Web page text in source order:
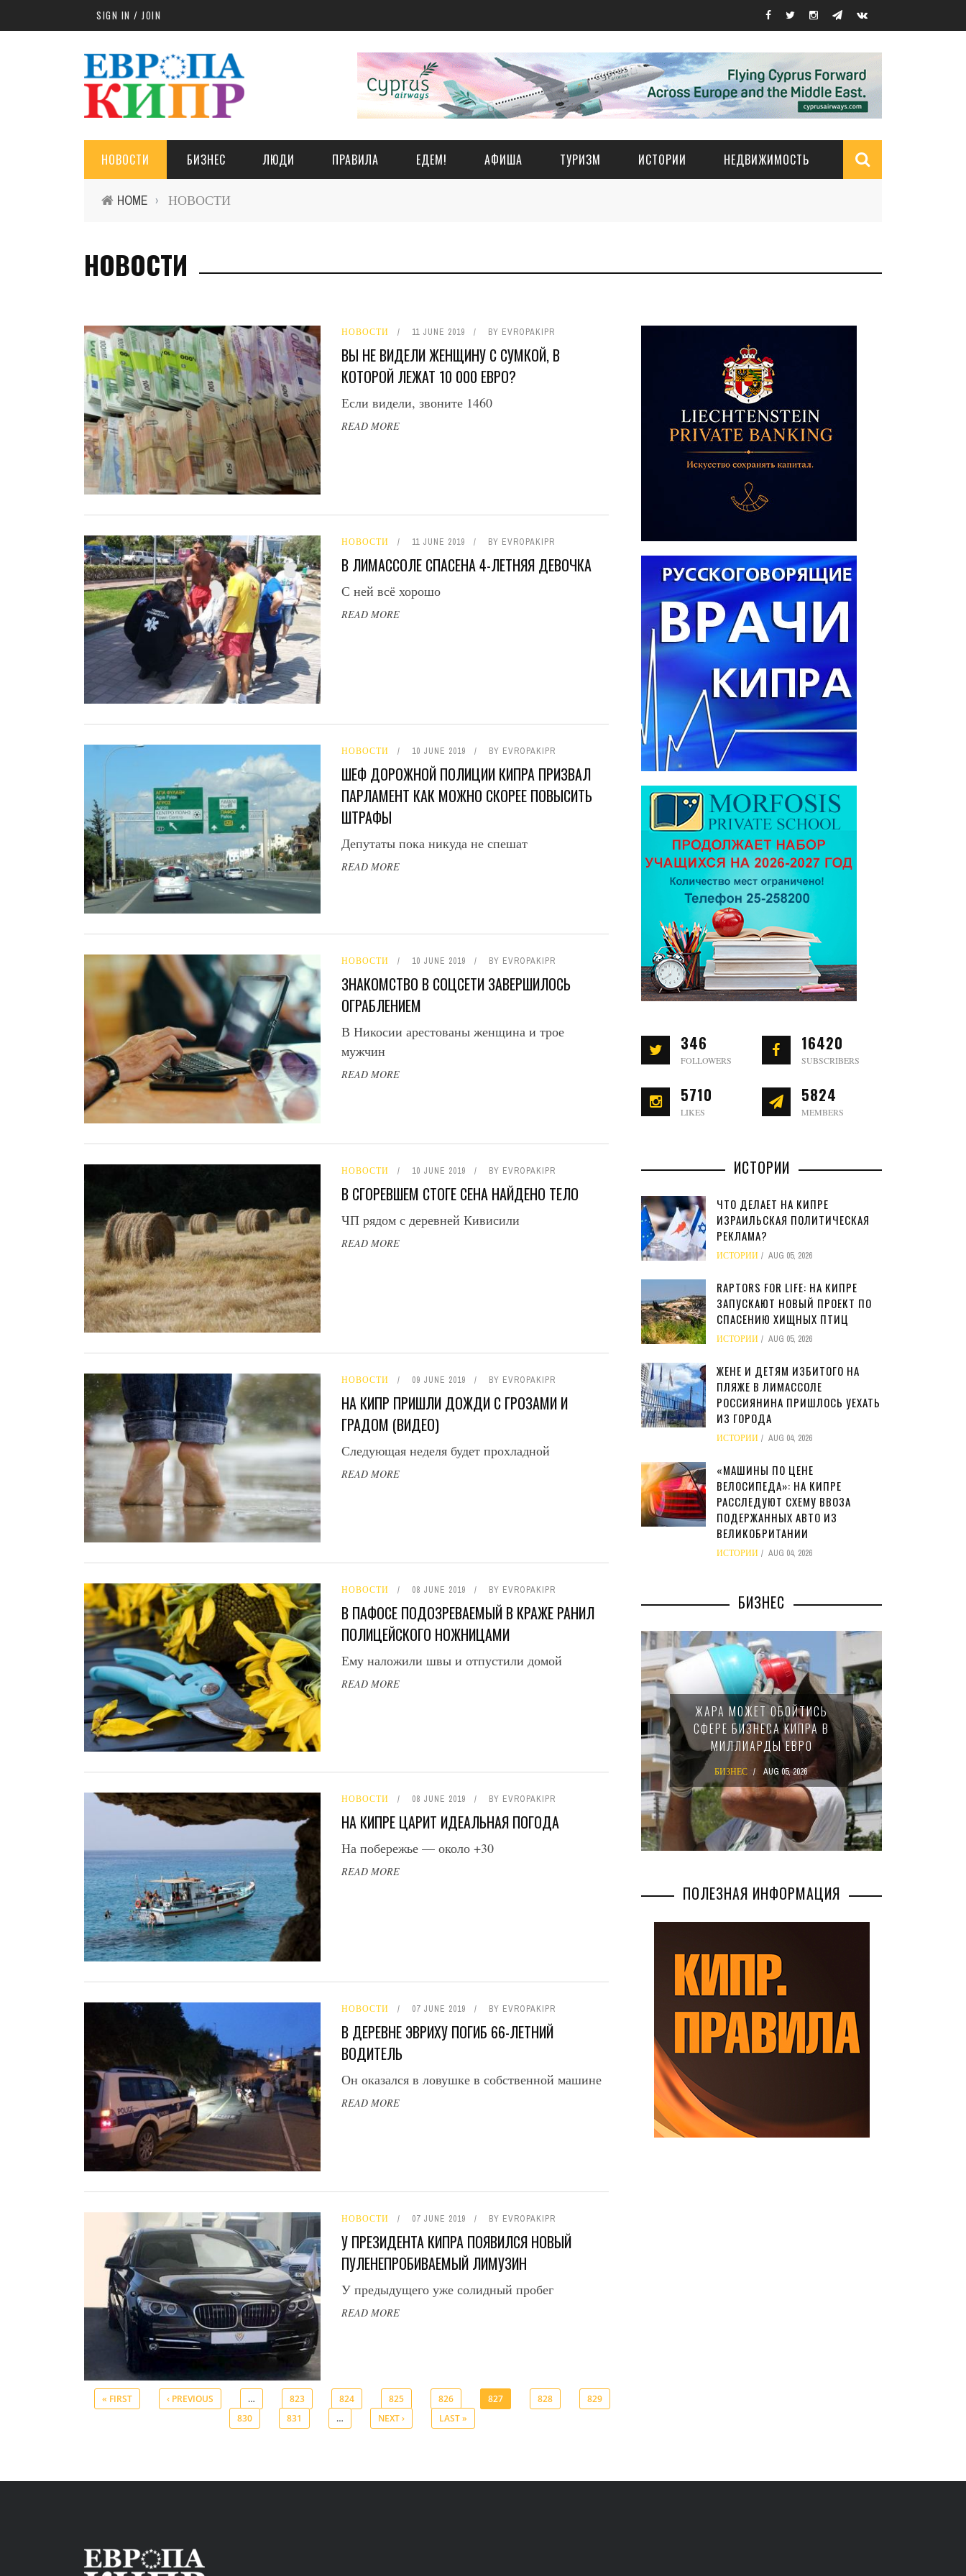
Skip to main contentSIGN IN / JOIN
НОВОСТИ БИЗНЕС ЛЮДИ ПРАВИЛА ЕДЕМ! АФИША ТУРИЗМ ИСТОРИИ НЕДВИЖИМОСТЬ
HOME › НОВОСТИ
НОВОСТИ
НОВОСТИ 11 JUNE 2019 BY EVROPAKIPR
ВЫ НЕ ВИДЕЛИ ЖЕНЩИНУ С СУМКОЙ, В
КОТОРОЙ ЛЕЖАТ 10 000 ЕВРО?
Если видели, звоните 1460
READ MORE
НОВОСТИ 11 JUNE 2019 BY EVROPAKIPR
В ЛИМАССОЛЕ СПАСЕНА 4-ЛЕТНЯЯ ДЕВОЧКА
С ней всё хорошо
READ MORE
НОВОСТИ 10 JUNE 2019 BY EVROPAKIPR
ШЕФ ДОРОЖНОЙ ПОЛИЦИИ КИПРА ПРИЗВАЛ
ПАРЛАМЕНТ КАК МОЖНО СКОРЕЕ ПОВЫСИТЬ
ШТРАФЫ
Депутаты пока никуда не спешат
READ MORE
НОВОСТИ 10 JUNE 2019 BY EVROPAKIPR
ЗНАКОМСТВО В СОЦСЕТИ ЗАВЕРШИЛОСЬ
ОГРАБЛЕНИЕМ
В Никосии арестованы женщина и трое
мужчин
READ MORE
НОВОСТИ 10 JUNE 2019 BY EVROPAKIPR
В СГОРЕВШЕМ СТОГЕ СЕНА НАЙДЕНО ТЕЛО
ЧП рядом с деревней Кивисили
READ MORE
НОВОСТИ 09 JUNE 2019 BY EVROPAKIPR
НА КИПР ПРИШЛИ ДОЖДИ С ГРОЗАМИ И
ГРАДОМ (ВИДЕО)
Следующая неделя будет прохладной
READ MORE
НОВОСТИ 08 JUNE 2019 BY EVROPAKIPR
В ПАФОСЕ ПОДОЗРЕВАЕМЫЙ В КРАЖЕ РАНИЛ
ПОЛИЦЕЙСКОГО НОЖНИЦАМИ
Ему наложили швы и отпустили домой
READ MORE
НОВОСТИ 08 JUNE 2019 BY EVROPAKIPR
НА КИПРЕ ЦАРИТ ИДЕАЛЬНАЯ ПОГОДА
На побережье — около +30
READ MORE
НОВОСТИ 07 JUNE 2019 BY EVROPAKIPR
В ДЕРЕВНЕ ЭВРИХУ ПОГИБ 66-ЛЕТНИЙ
ВОДИТЕЛЬ
Он оказался в ловушке в собственной машине
READ MORE
НОВОСТИ 07 JUNE 2019 BY EVROPAKIPR
У ПРЕЗИДЕНТА КИПРА ПОЯВИЛСЯ НОВЫЙ
ПУЛЕНЕПРОБИВАЕМЫЙ ЛИМУЗИН
У предыдущего уже солидный пробег
READ MORE
« FIRST ‹ PREVIOUS … 823 824 825 826 827 828
829
830
831 … NEXT › LAST »
346
FOLLOWERS
16420
SUBSCRIBERS
5710
LIKES
5824
MEMBERS
ИСТОРИИ
ЧТО ДЕЛАЕТ НА КИПРЕ
ИЗРАИЛЬСКАЯ ПОЛИТИЧЕСКАЯ
РЕКЛАМА?
ИСТОРИИ AUG 05, 2026
RAPTORS FOR LIFE: НА КИПРЕ
ЗАПУСКАЮТ НОВЫЙ ПРОЕКТ ПО
СПАСЕНИЮ ХИЩНЫХ ПТИЦ
ИСТОРИИ AUG 05, 2026
ЖЕНЕ И ДЕТЯМ ИЗБИТОГО НА
ПЛЯЖЕ В ЛИМАССОЛЕ
РОССИЯНИНА ПРИШЛОСЬ УЕХАТЬ
ИЗ ГОРОДА
ИСТОРИИ AUG 04, 2026
«МАШИНЫ ПО ЦЕНЕ
ВЕЛОСИПЕДА»: НА КИПРЕ
РАССЛЕДУЮТ СХЕМУ ВВОЗА
ПОДЕРЖАННЫХ АВТО ИЗ
ВЕЛИКОБРИТАНИИ
ИСТОРИИ AUG 04, 2026
БИЗНЕС
ЖАРА МОЖЕТ ОБОЙТИСЬ
СФЕРЕ БИЗНЕСА КИПРА В
МИЛЛИАРДЫ ЕВРО
БИЗНЕС AUG 05, 2026
ПОЛЕЗНАЯ ИНФОРМАЦИЯ